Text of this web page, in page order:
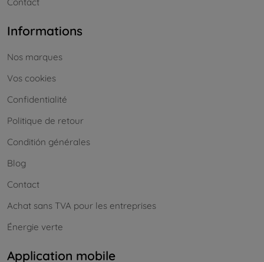
Informations
Nos marques
Vos cookies
Confidentialité
Politique de retour
Conditión générales
Blog
Contact
Achat sans TVA pour les entreprises
Énergie verte
Application mobile